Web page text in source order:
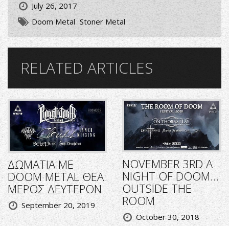
July 26, 2017
Doom Metal Stoner Metal
RELATED ARTICLES
ΔΩΜΑΤΙΑ ΜΕ
DOOM METAL ΘΕΑ:
ΜΕΡΟΣ ΔΕΥΤΕΡΟΝ
September 20, 2019
NOVEMBER 3RD A
NIGHT OF DOOM…
OUTSIDE THE
ROOM
October 30, 2018